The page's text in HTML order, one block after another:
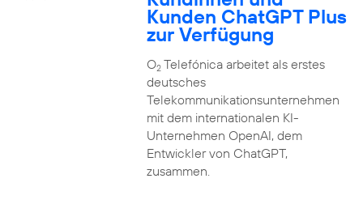
Kunden ChatGPT Plus
zur Verfügung
O2Telefónica arbeitet als erstes
deutsches
Telekommunikationsunternehmen
mit dem internationalen KI-
Unternehmen OpenAI, dem
Entwickler von ChatGPT,
zusammen.